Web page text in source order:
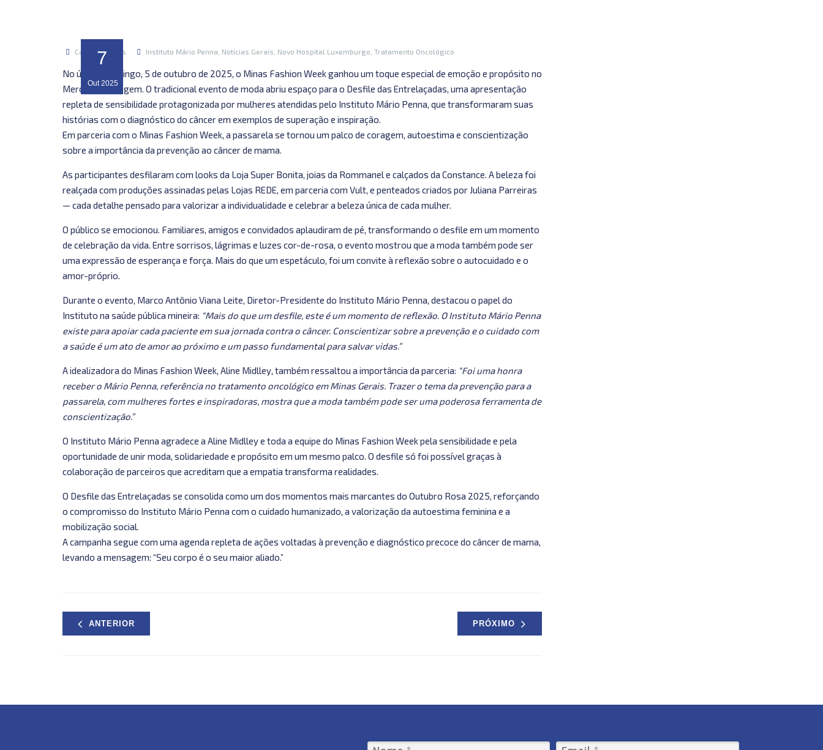
7
Out 2025
Carolina Lopes Instituto Mário Penna Notícias Gerais Novo Hospital Luxemburgo Tratamento Oncológico
No último domingo, 5 de outubro de 2025, o Minas Fashion Week ganhou um toque especial de emoção e propósito no
Mercado de Origem. O tradicional evento de moda abriu espaço para o Desfile das Entrelaçadas, uma apresentação
repleta de sensibilidade protagonizada por mulheres atendidas pelo Instituto Mário Penna, que transformaram suas
histórias com o diagnóstico do câncer em exemplos de superação e inspiração.
Em parceria com o Minas Fashion Week, a passarela se tornou um palco de coragem, autoestima e conscientização
sobre a importância da prevenção ao câncer de mama.
As participantes desfilaram com looks da Loja Super Bonita, joias da Rommanel e calçados da Constance. A beleza foi
realçada com produções assinadas pelas Lojas REDE, em parceria com Vult, e penteados criados por Juliana Parreiras
— cada detalhe pensado para valorizar a individualidade e celebrar a beleza única de cada mulher.
O público se emocionou. Familiares, amigos e convidados aplaudiram de pé, transformando o desfile em um momento
de celebração da vida. Entre sorrisos, lágrimas e luzes cor-de-rosa, o evento mostrou que a moda também pode ser
uma expressão de esperança e força. Mais do que um espetáculo, foi um convite à reflexão sobre o autocuidado e o
amor-próprio.
Durante o evento, Marco Antônio Viana Leite, Diretor-Presidente do Instituto Mário Penna, destacou o papel do
Instituto na saúde pública mineira: “Mais do que um desfile, este é um momento de reflexão. O Instituto Mário Penna
existe para apoiar cada paciente em sua jornada contra o câncer. Conscientizar sobre a prevenção e o cuidado com
a saúde é um ato de amor ao próximo e um passo fundamental para salvar vidas.”
A idealizadora do Minas Fashion Week, Aline Midlley, também ressaltou a importância da parceria: “Foi uma honra
receber o Mário Penna, referência no tratamento oncológico em Minas Gerais. Trazer o tema da prevenção para a
passarela, com mulheres fortes e inspiradoras, mostra que a moda também pode ser uma poderosa ferramenta de
conscientização.”
O Instituto Mário Penna agradece a Aline Midlley e toda a equipe do Minas Fashion Week pela sensibilidade e pela
oportunidade de unir moda, solidariedade e propósito em um mesmo palco. O desfile só foi possível graças à
colaboração de parceiros que acreditam que a empatia transforma realidades.
O Desfile das Entrelaçadas se consolida como um dos momentos mais marcantes do Outubro Rosa 2025, reforçando
o compromisso do Instituto Mário Penna com o cuidado humanizado, a valorização da autoestima feminina e a
mobilização social.
A campanha segue com uma agenda repleta de ações voltadas à prevenção e diagnóstico precoce do câncer de mama,
levando a mensagem: “Seu corpo é o seu maior aliado.”
ANTERIOR PRÓXIMO